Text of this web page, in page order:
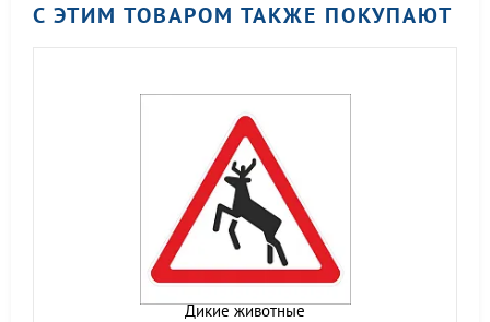
С ЭТИМ ТОВАРОМ ТАКЖЕ ПОКУПАЮТ
Дикие животные